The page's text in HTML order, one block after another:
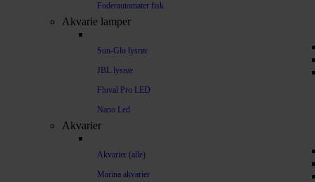
Foderautomater fisk
Akvarie lamper
Sun-Glo lysrør
JBL lysrør
Fluval Pro LED
Nano Led
Akvarier
Akvarier (alle)
Marina akvarier